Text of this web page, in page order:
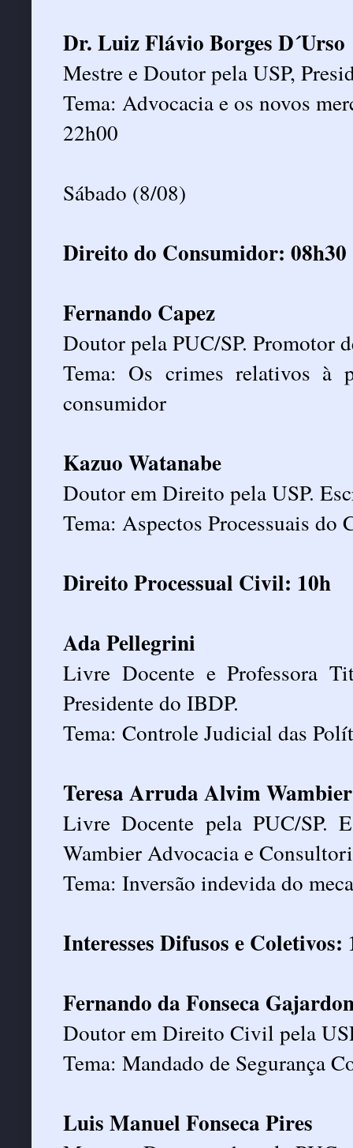
Dr. Luiz Flávio Borges D´Urso
Mestre e Doutor pela USP,
Tema: Advocacia e os novos
22h00
Sábado (8/08)
Direito do Consumidor: 08h30
Fernando Capez
Doutor pela PUC/SP. Promotor
Tema: Os crimes relativos à
consumidor
Kazuo Watanabe
Doutor em Direito pela USP.
Tema: Aspectos Processuais
Direito Processual Civil: 10h
Ada Pellegrini
Livre Docente e Professora
Presidente do IBDP.
Tema: Controle Judicial das
Teresa Arruda Alvim Wambier
Livre Docente pela PUC/SP.
Wambier Advocacia e
Tema: Inversão indevida do
Interesses Difusos e Coletivos:
Fernando da Fonseca
Doutor em Direito Civil pela
Tema: Mandado de Segurança
Luis Manuel Fonseca Pires